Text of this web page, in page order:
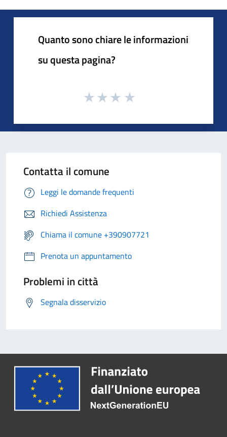
Quanto sono chiare le informazioni
su questa pagina?
Contatta il comune
Leggi le domande frequenti
Richiedi Assistenza
Chiama il comune +390907721
Prenota un appuntamento
Problemi in città
Segnala disservizio